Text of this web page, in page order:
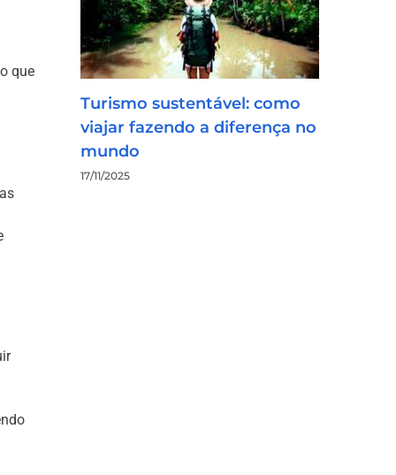
que
Turismo sustentável: como
viajar fazendo a diferença no
mundo
17/11/2025